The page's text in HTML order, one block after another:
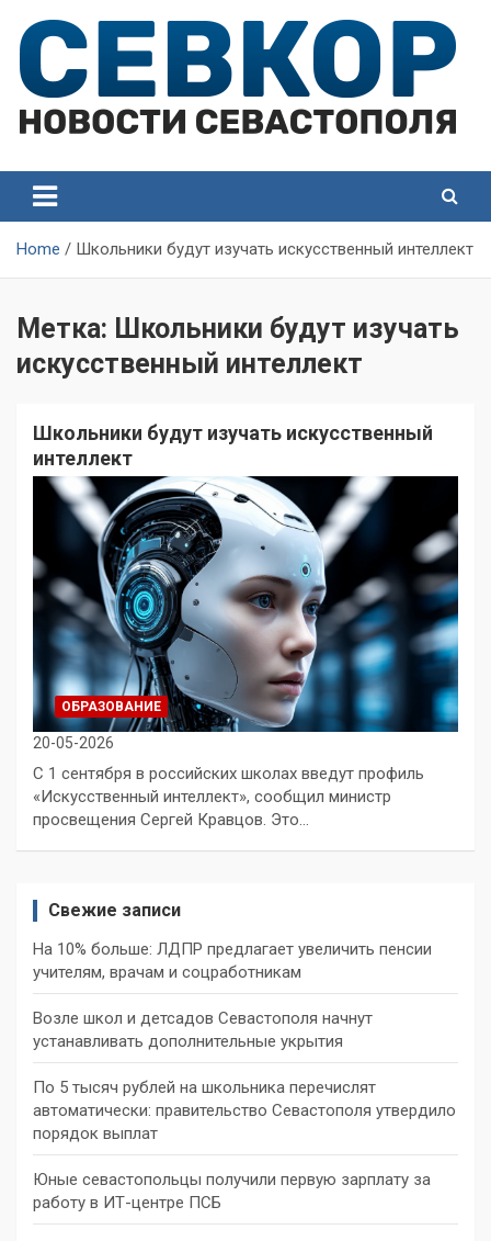
content
Севастополя
Севастополя
Home Школьники будут изучать искусственный интеллект
Метка: Школьники будут изучать
искусственный интеллект
Школьники будут изучать искусственный
интеллект
ОБРАЗОВАНИЕ
20-05-2026
С 1 сентября в российских школах введут профиль
«Искусственный интеллект», сообщил министр
просвещения Сергей Кравцов. Это…
Свежие записи
На 10% больше: ЛДПР предлагает увеличить пенсии
учителям, врачам и соцработникам
Возле школ и детсадов Севастополя начнут
устанавливать дополнительные укрытия
По 5 тысяч рублей на школьника перечислят
автоматически: правительство Севастополя утвердило
порядок выплат
Юные севастопольцы получили первую зарплату за
работу в ИТ-центре ПСБ